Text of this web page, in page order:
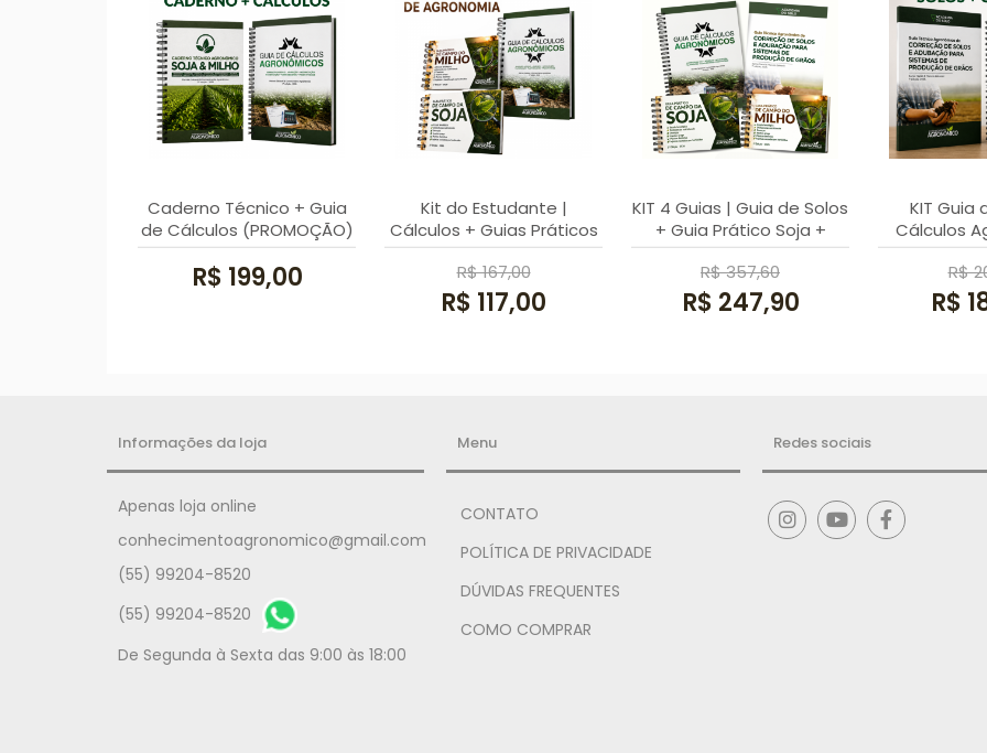
Caderno Técnico + Guia
de Cálculos (PROMOÇÃO)
R$ 199,00
Kit do Estudante |
Cálculos + Guias Práticos
R$ 167,00
R$ 117,00
KIT 4 Guias | Guia de Solos
+ Guia Prático Soja +
Milho+ Cálculos
R$ 357,60
R$ 247,90
KIT Guia
Cálculos
R$
R$
Informações da loja
Apenas loja online
conhecimentoagronomico@gmail.com
(55) 99204-8520
(55) 99204-8520
De Segunda à Sexta das 9:00 às 18:00
Menu
CONTATO
POLÍTICA DE PRIVACIDADE
DÚVIDAS FREQUENTES
COMO COMPRAR
Redes sociais